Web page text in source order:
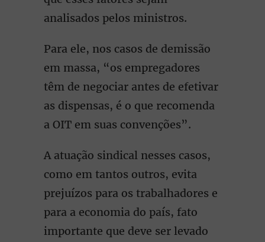
analisados pelos ministros.
Para ele, nos casos de demissão
em massa, “os empregadores
têm de negociar antes de efetivar
as dispensas, é o que recomenda
a OIT em suas convenções”.
A atuação sindical nesses casos,
como em tantos outros, evita
prejuízos para os trabalhadores e
para a economia do país, fato
importante que deve ser levado